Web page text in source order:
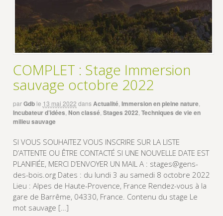
COMPLET : Stage Immersion
sauvage octobre 2022
parGdb le 13 mai 2022 dans Actualité, Immersion en pleine nature,
Incubateur d’idées Non classé, Stages 2022 Techniques de vie en
milieu sauvage
SI VOUS SOUHAITEZ VOUS INSCRIRE SUR LA LISTE
D’ATTENTE OU ÊTRE CONTACTÉ SI UNE NOUVELLE DATE EST
PLANIFIÉE, MERCI D’ENVOYER UN MAIL A : stages@gens-
des-bois.org Dates : du lundi 3 au samedi 8 octobre 2022
Lieu : Alpes de Haute-Provence, France Rendez-vous à la
gare de Barrême, 04330, France. Contenu du stage Le
mot sauvage […]